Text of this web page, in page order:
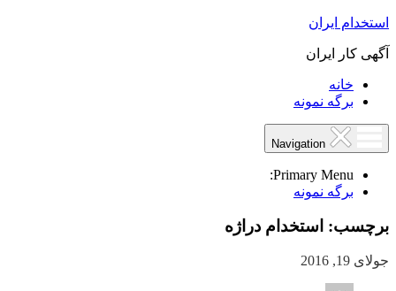
استخدام ایران
آگهی کار ایران
خانه
برگه نمونه
Primary Menu:
برگه نمونه
برچسب: استخدام دراژه
جولای 19, 2016